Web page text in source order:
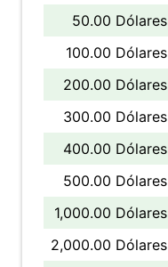
50.00 Dólares
100.00 Dólares
200.00 Dólares
300.00 Dólares
400.00 Dólares
500.00 Dólares
1,000.00 Dólares
2,000.00 Dólares